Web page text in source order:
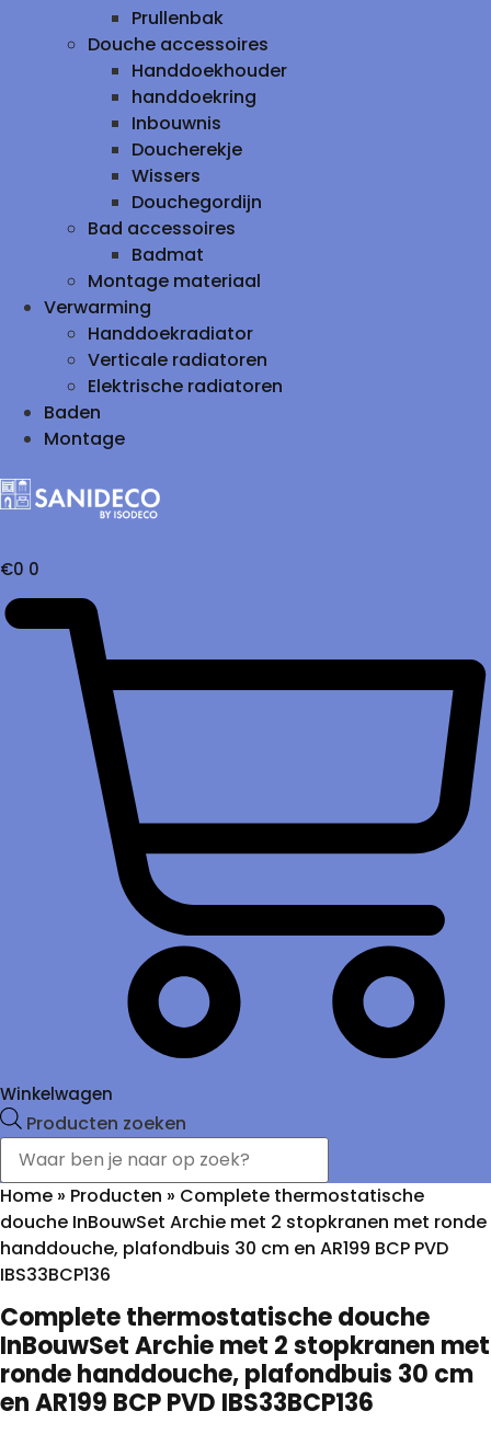
Prullenbak
Douche accessoires
Handdoekhouder
handdoekring
Inbouwnis
Doucherekje
Wissers
Douchegordijn
Bad accessoires
Badmat
Montage materiaal
Verwarming
Handdoekradiator
Verticale radiatoren
Elektrische radiatoren
Baden
Montage
€0 0
Winkelwagen
Producten zoeken
Home » Producten » Complete thermostatische
douche InBouwSet Archie met 2 stopkranen met ronde
handdouche, plafondbuis 30 cm en AR199 BCP PVD
IBS33BCP136
Complete thermostatische douche
InBouwSet Archie met 2 stopkranen met
ronde handdouche, plafondbuis 30 cm
en AR199 BCP PVD IBS33BCP136